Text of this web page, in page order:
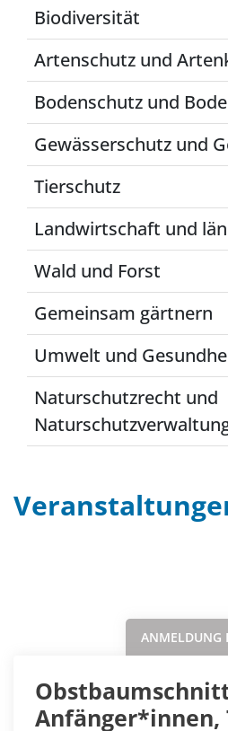
Biodiversität
Artenschutz und
Bodenschutz und
Gewässerschutz und
Tierschutz
Landwirtschaft und
Wald und Forst
Gemeinsam gärtnern
Umwelt und
Naturschutzrecht und
ANMELDUNG
Anfänger*innen,